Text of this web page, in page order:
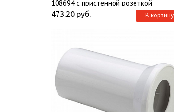
108694 с пристенной розеткой
473.20 руб. В корзину